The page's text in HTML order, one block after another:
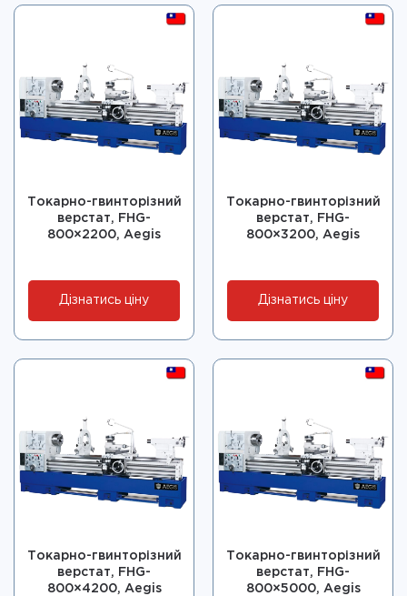
Токарно-гвинторізний
верстат, FHG-
800×2200, Aegis
Дізнатись ціну
Токарно-гвинторізний
верстат, FHG-
800×3200, Aegis
Дізнатись ціну
Токарно-гвинторізний
верстат, FHG-
800×4200, Aegis
Токарно-гвинторізний
верстат, FHG-
800×5000, Aegis